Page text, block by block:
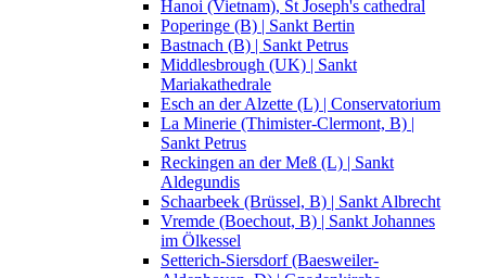
Hanoi (Vietnam), St Joseph's cathedral
Poperinge (B) | Sankt Bertin
Bastnach (B) | Sankt Petrus
Middlesbrough (UK) | Sankt
Mariakathedrale
Esch an der Alzette (L) | Conservatorium
La Minerie (Thimister-Clermont, B) |
Sankt Petrus
Reckingen an der Meß (L) | Sankt
Aldegundis
Schaarbeek (Brüssel, B) | Sankt Albrecht
Vremde (Boechout, B) | Sankt Johannes
im Ölkessel
Setterich-Siersdorf (Baesweiler-